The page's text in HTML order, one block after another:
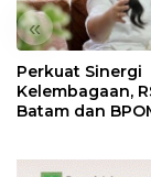
«
Perkuat Sinergi
Kelembagaan,
Batam dan